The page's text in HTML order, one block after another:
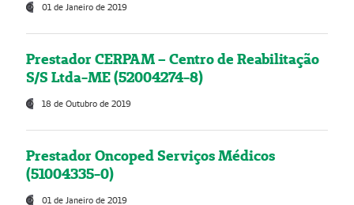
01 de Janeiro de 2019
Prestador CERPAM – Centro de Reabilitação
S/S Ltda-ME (52004274-8)
18 de Outubro de 2019
Prestador Oncoped Serviços Médicos
(51004335-0)
01 de Janeiro de 2019